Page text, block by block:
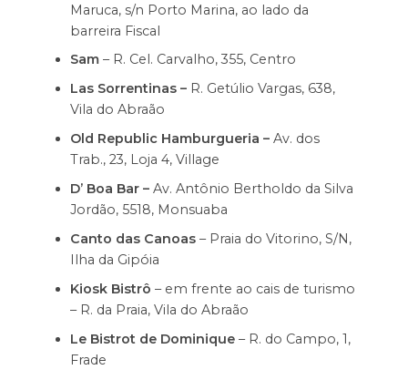
Maruca, s/n Porto Marina, ao lado da
barreira Fiscal
Sam – R. Cel. Carvalho, 355, Centro
Las Sorrentinas – R. Getúlio Vargas, 638,
Vila do Abraão
Old Republic Hamburgueria – Av. dos
Trab., 23, Loja 4, Village
D’ Boa Bar –Av. Antônio Bertholdo da Silva
Jordão, 5518, Monsuaba
Canto das Canoas– Praia do Vitorino, S/N,
Ilha da Gipóia
Kiosk Bistrô – em frente ao cais de turismo
– R. da Praia, Vila do Abraão
Le Bistrot de Dominique– R. do Campo, 1,
Frade